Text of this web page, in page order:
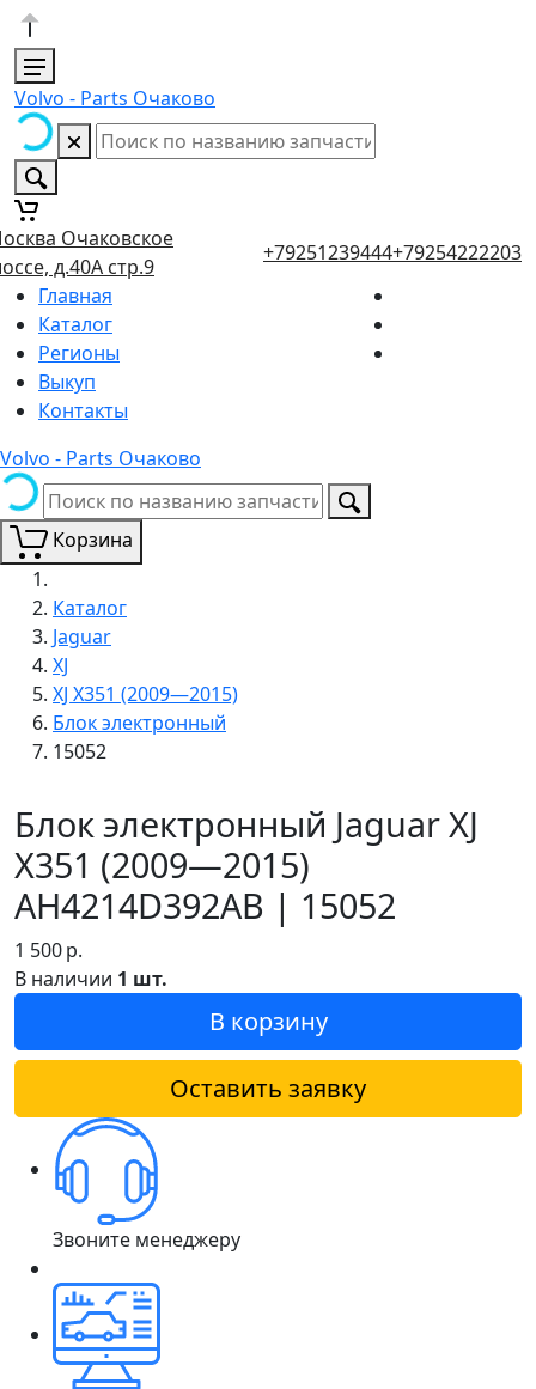
Volvo - Parts Очаково
Очаковское
д.40А стр.9
+79251239444+79254222203
Главная
Каталог
Регионы
Выкуп
Контакты
Volvo - Parts Очаково
Корзина
Каталог
Jaguar
XJ
XJ X351 (2009—2015)
Блок электронный
15052
Блок электронный Jaguar XJ
X351 (2009—2015)
AH4214D392AB | 15052
1 500р.
В наличии 1 шт.
В корзину
Оставить заявку
Звоните менеджеру